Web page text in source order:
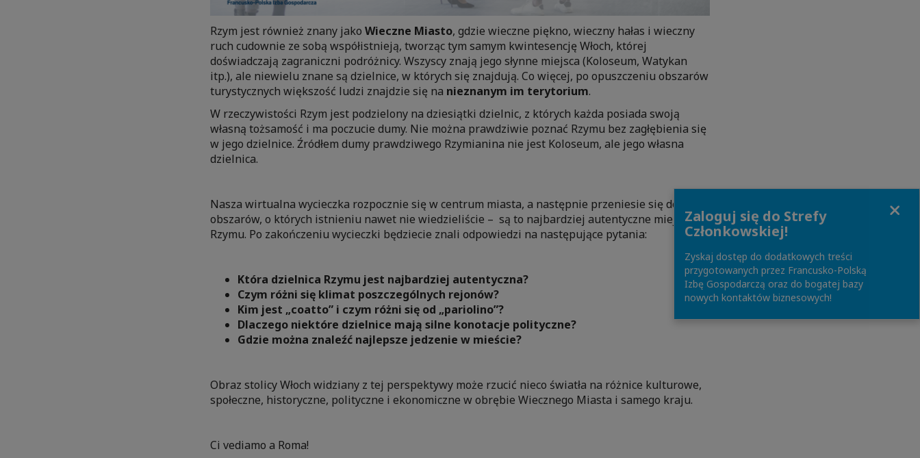
Rzym jest również znany jako Wieczne Miasto, gdzie wieczne piękno, wieczny hałas i wieczny
ruch cudownie ze sobą współistnieją, tworząc tym samym kwintesencję Włoch, której
doświadczają zagraniczni podróżnicy. Wszyscy znają jego słynne miejsca (Koloseum, Watykan
itp.), ale niewielu znane są dzielnice, w których się znajdują. Co więcej, po opuszczeniu obszarów
turystycznych większość ludzi znajdzie się na nieznanym im terytorium.
W rzeczywistości Rzym jest podzielony na dziesiątki dzielnic, z których każda posiada swoją
własną tożsamość i ma poczucie dumy. Nie można prawdziwie poznać Rzymu bez zagłębienia się
w jego dzielnice. Źródłem dumy prawdziwego Rzymianina nie jest Koloseum, ale jego własna
dzielnica.
Nasza wirtualna wycieczka rozpocznie się w centrum miasta, a następnie przeniesie się do
obszarów, o których istnieniu nawet nie wiedzieliście – są to najbardziej autentyczne miejsca
Rzymu. Po zakończeniu wycieczki będziecie znali odpowiedzi na następujące pytania:
Która dzielnica Rzymu jest najbardziej autentyczna?
Czym różni się klimat poszczególnych rejonów?
Kim jest „coatto” i czym różni się od „pariolino”?
Dlaczego niektóre dzielnice mają silne konotacje polityczne?
Gdzie można znaleźć najlepsze jedzenie w mieście?
Obraz stolicy Włoch widziany z tej perspektywy może rzucić nieco światła na różnice kulturowe,
społeczne, historyczne, polityczne i ekonomiczne w obrębie Wiecznego Miasta i samego kraju.
Ci vediamo a Roma!
Zaloguj się do Strefy
Członkowskiej!
Zyskaj dostęp do dodatkowych treści
przygotowanych przez Francusko-Polską
Izbę Gospodarczą oraz do bogatej bazy
nowych kontaktów biznesowych!